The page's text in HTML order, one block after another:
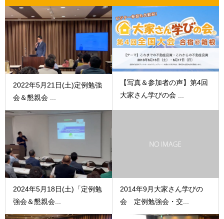
2022年5月21日(土)定例勉強
会＆懇親会 ...
【写真＆参加者の声】第4回
大家さん学びの会 ...
2024年5月18日(土)「定例勉
強会＆懇親会...
2014年9月大家さん学びの
会 定例勉強会・交...